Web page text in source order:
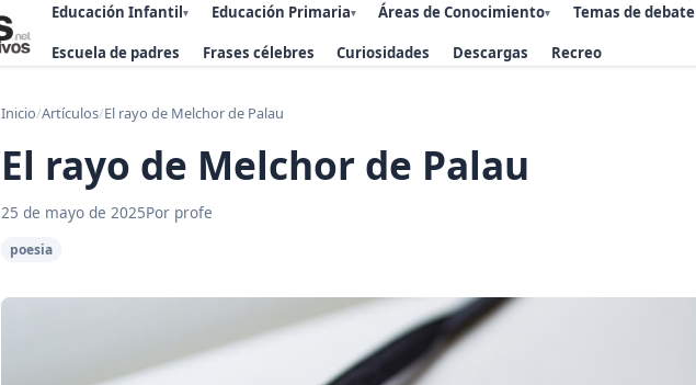
Educación Infantil▾ Educación Primaria▾ Áreas de Conocimiento▾ Temas de debate
Escuela de padres Frases célebres Curiosidades Descargas Recreo
Inicio/Artículos/El rayo de Melchor de Palau
El rayo de Melchor de Palau
25 de mayo de 2025Por profe
poesia